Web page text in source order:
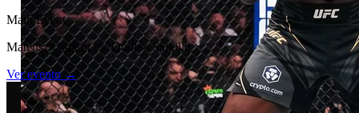
Main Event
Mateusz Gamrot vs. Quillan Salkilld
Ver evento →